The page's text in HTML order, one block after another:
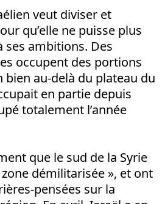
veut diviser et
qu’elle ne puisse plus
ses ambitions. Des
occupent des portions
au-delà du plateau du
en partie depuis
totalement l’année
que le sud de la Syrie
démilitarisée », et ont
pensées sur la